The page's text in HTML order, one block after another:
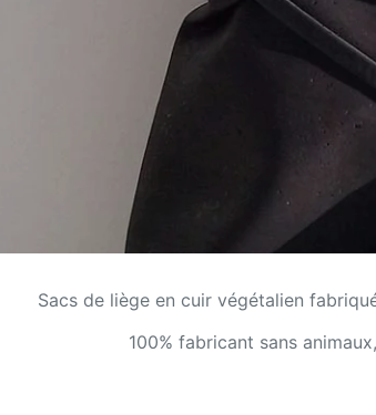
Sacs de liège en cuir végétalien
100% fabricant sans